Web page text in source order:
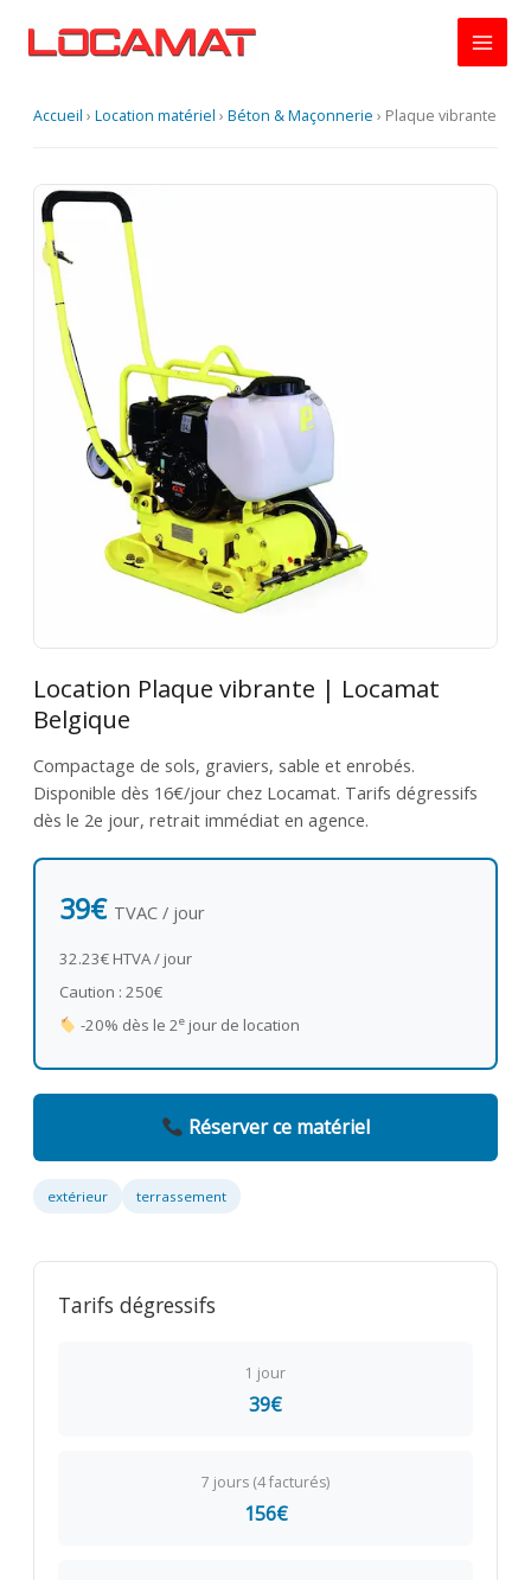
Accueil › Location matériel › Béton & Maçonnerie › Plaque vibrante
Location Plaque vibrante | Locamat
Belgique
Compactage de sols, graviers, sable et enrobés.
Disponible dès 16€/jour chez Locamat. Tarifs dégressifs
dès le 2e jour, retrait immédiat en agence.
39€ TVAC / jour
32.23€ HTVA / jour
Caution : 250€
-20% dès le 2ejour de location
Réserver ce matériel
extérieur terrassement
Tarifs dégressifs
1 jour
39€
7 jours (4 facturés)
156€